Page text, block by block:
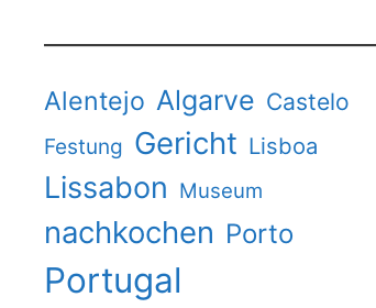
Alentejo Algarve Castelo
Festung Gericht Lisboa
Lissabon Museum
nachkochen Porto
Portugal